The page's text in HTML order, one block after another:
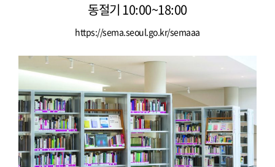
동절기 10:00~18:00
https://sema.seoul.go.kr/semaaa